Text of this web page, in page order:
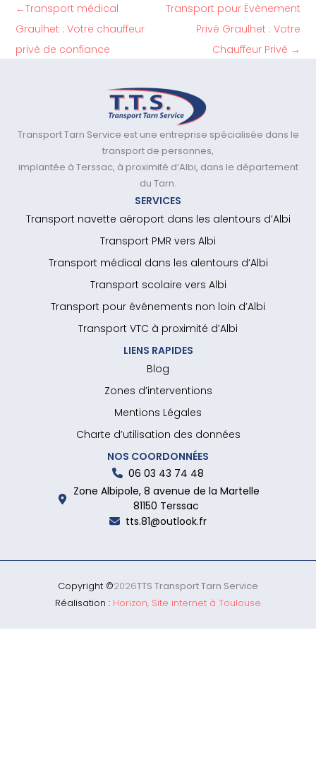
←Transport médical
Graulhet : Votre chauffeur
privé de confiance
Transport pour Évènement
Privé Graulhet : Votre
Chauffeur Privé →
Transport Tarn Service est une entreprise spécialisée dans le
transport de personnes,
implantée à Terssac, à proximité d’Albi, dans le département
du Tarn.
SERVICES
Transport navette aéroport dans les alentours d’Albi
Transport PMR vers Albi
Transport médical dans les alentours d’Albi
Transport scolaire vers Albi
Transport pour événements non loin d’Albi
Transport VTC à proximité d’Albi
LIENS RAPIDES
Blog
Zones d’interventions
Mentions Légales
Charte d’utilisation des données
NOS COORDONNÉES
06 03 43 74 48
Zone Albipole, 8 avenue de la Martelle
81150 Terssac
tts.81@outlook.fr
Copyright ©2026TTS Transport Tarn Service
Réalisation : Horizon, Site internet à Toulouse